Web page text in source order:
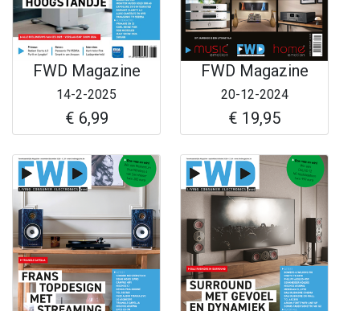
FWD Magazine
14-2-2025
€ 6,99
FWD Magazine
20-12-2024
€ 19,95